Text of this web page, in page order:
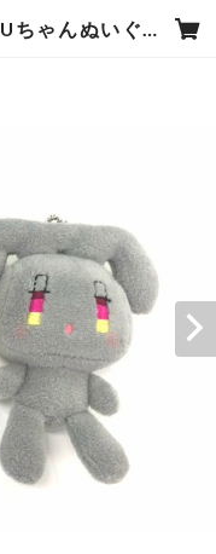
激おこバンバンちゃん&BELUちゃんぬいぐるみセット | ナイセンストアオンライン